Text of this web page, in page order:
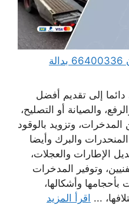
ونش كرين سطحة ام الهيمان 66400336 بدالة
إلى تقديم أفضل
والصيانة أو التصليح،
وتزويد بالوقود
والبرك وأيضا
الإطارات والعجلات،
وتوفير المدخرات
بأحجامها وأشكالها،
... اقرأ المزيد